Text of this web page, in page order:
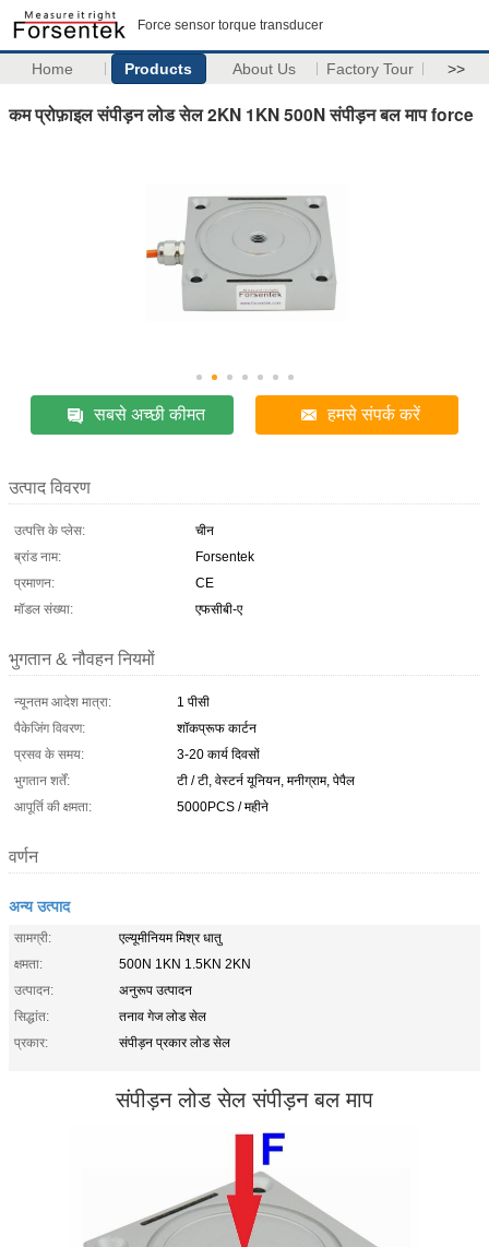
Force sensor torque transducer
Home Products About Us Factory Tour >>
कम प्रोफ़ाइल संपीड़न लोड सेल 2KN 1KN 500N संपीड़न बल माप force
सबसे अच्छी कीमत हमसे संपर्क करें
उत्पाद विवरण
उत्पत्ति के प्लेस:
चीन
ब्रांड नाम:
Forsentek
प्रमाणन:
CE
मॉडल संख्या:
एफसीबी-ए
भुगतान & नौवहन नियमों
न्यूनतम आदेश मात्रा:
1 पीसी
पैकेजिंग विवरण:
शॉकप्रूफ कार्टन
प्रसव के समय:
3-20 कार्य दिवसों
भुगतान शर्तें:
टी / टी, वेस्टर्न यूनियन, मनीग्राम, पेपैल
आपूर्ति की क्षमता:
5000PCS / महीने
वर्णन
अन्य उत्पाद
सामग्री:
एल्यूमीनियम मिश्र धातु
क्षमता:
500N 1KN 1.5KN 2KN
उत्पादन:
अनुरूप उत्पादन
सिद्धांत:
तनाव गेज लोड सेल
प्रकार:
संपीड़न प्रकार लोड सेल
संपीड़न लोड सेल संपीड़न बल माप